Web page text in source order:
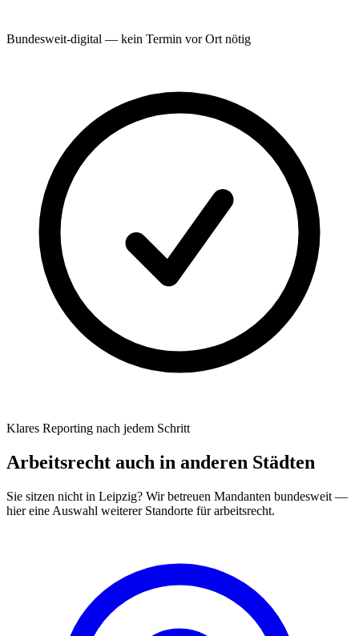
Bundesweit-digital — kein Termin vor Ort nötig
Klares Reporting nach jedem Schritt
Arbeitsrecht auch in anderen Städten
Sie sitzen nicht in Leipzig? Wir betreuen Mandanten bundesweit —
hier eine Auswahl weiterer Standorte fürarbeitsrecht.